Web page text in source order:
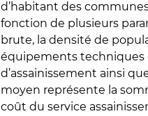
d’habitant des
fonction de plusieurs
brute, la densité de
équipements techniques
d’assainissement ainsi
moyen représente la
coût du service